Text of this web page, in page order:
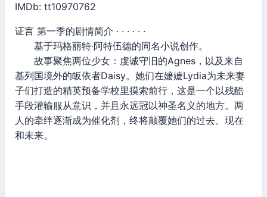
IMDb: tt10970762
证言 第一季的剧情简介 · · · · · ·
基于玛格丽特·阿特伍德的同名小说创作。
故事聚焦两位少女：虔诚守旧的Agnes，以及来自
基列国境外的皈依者Daisy。她们在嬷嬷Lydia为未来妻
子们打造的精英预备学校里摸索前行，这是一个以残酷
手段灌输服从意识，并且永远冠以神圣名义的地方。两
人的牵绊逐渐成为催化剂，终将颠覆她们的过去、现在
和未来。